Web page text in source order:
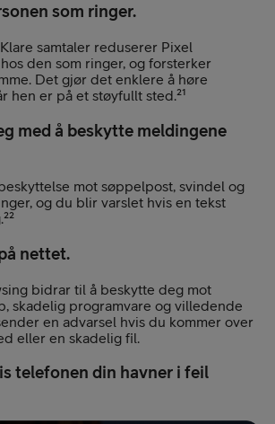
som ringer.
samtaler reduserer Pixel
den som ringer, og forsterker
Det gjør det enklere å høre
hen er på et støyfullt sted.²¹
med å beskytte meldingene
mot søppelpost, svindel og
og du blir varslet hvis en tekst
nettet.
bidrar til å beskytte deg mot
skadelig programvare og villedende
en advarsel hvis du kommer over
eller en skadelig fil.
telefonen din havner i feil